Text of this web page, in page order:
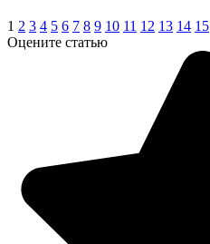
1 2 3 4 5 6 7 8 9 10 11 12 13 14 15
Оцените статью